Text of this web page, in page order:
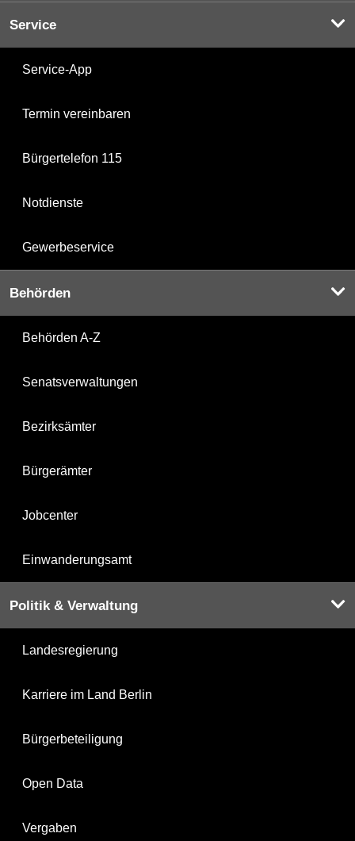
Service
Service-App
Termin vereinbaren
Bürgertelefon 115
Notdienste
Gewerbeservice
Behörden
Behörden A-Z
Senatsverwaltungen
Bezirksämter
Bürgerämter
Jobcenter
Einwanderungsamt
Politik & Verwaltung
Landesregierung
Karriere im Land Berlin
Bürgerbeteiligung
Open Data
Vergaben